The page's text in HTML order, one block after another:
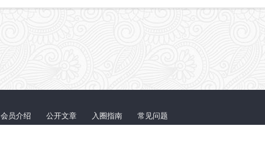
会员介绍 公开文章 入圈指南 常见问题